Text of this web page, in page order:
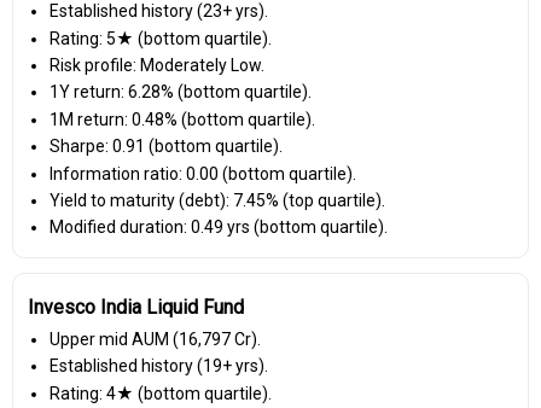
Established history (23+ yrs).
Rating: 5★ (bottom quartile).
Risk profile: Moderately Low.
1Y return: 6.28% (bottom quartile).
1M return: 0.48% (bottom quartile).
Sharpe: 0.91 (bottom quartile).
Information ratio: 0.00 (bottom quartile).
Yield to maturity (debt): 7.45% (top quartile).
Modified duration: 0.49 yrs (bottom quartile).
Invesco India Liquid Fund
Upper mid AUM (₹16,797 Cr).
Established history (19+ yrs).
Rating: 4★ (bottom quartile).